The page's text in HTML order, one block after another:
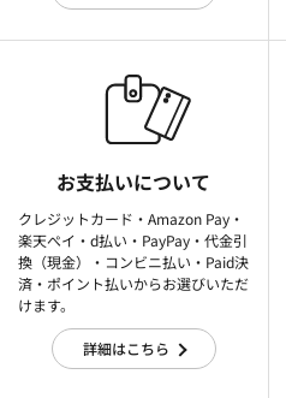
お支払いについて
クレジットカード・Amazon Pay・
楽天ぺイ・d払い・PayPay・代金引
換（現金）・コンビニ払い・Paid決
済・ポイント払いからお選びいただ
けます。
詳細はこちら